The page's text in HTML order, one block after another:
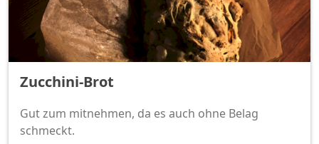
Zucchini-Brot
Gut zum mitnehmen, da es auch ohne Belag
schmeckt.